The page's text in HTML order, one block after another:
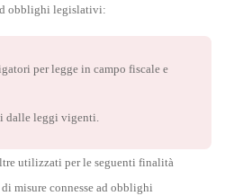
obblighi legislativi:
per legge in campo fiscale e
leggi vigenti.
utilizzati per le seguenti finalità
misure connesse ad obblighi